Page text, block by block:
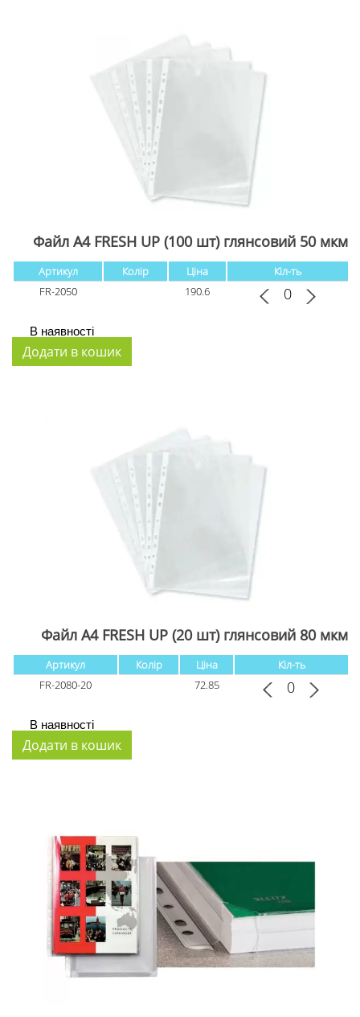
Файл А4 FRESH UP (100 шт) глянсовий 50 мкм
Артикул Колір Ціна
Кіл-ть
FR-2050
190.6
В наявності
Файл А4 FRESH UP (20 шт) глянсовий 80 мкм
Артикул Колір Ціна
Кіл-ть
FR-2080-20
72.85
В наявності